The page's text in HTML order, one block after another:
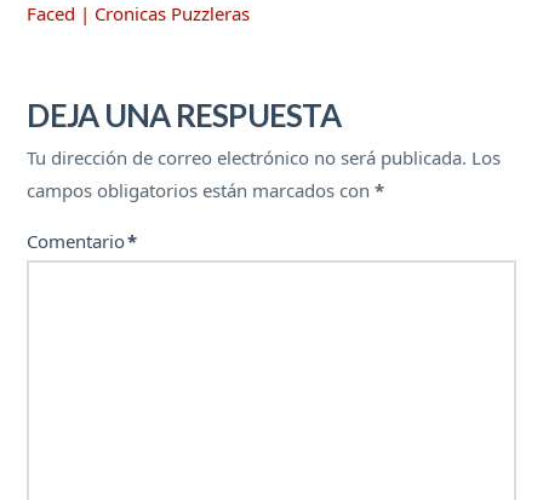
Faced | Cronicas Puzzleras
DEJA UNA RESPUESTA
Tu dirección de correo electrónico no será publicada. Los
campos obligatorios están marcados con*
Comentario*